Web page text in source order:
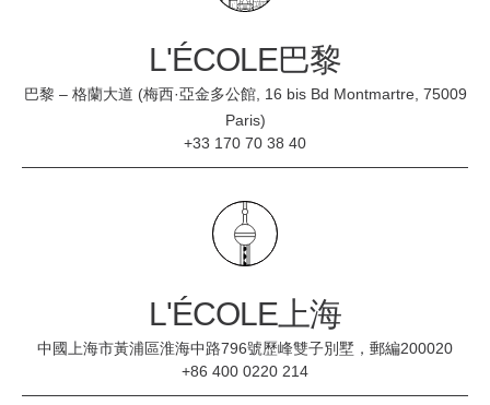
L'ÉCOLE巴黎
巴黎 – 格蘭大道 (梅西·亞金多公館, 16 bis Bd Montmartre, 75009
Paris)
+33 170 70 38 40
L'ÉCOLE上海
中國上海市黃浦區淮海中路796號歷峰雙子別墅，郵編200020
+86 400 0220 214